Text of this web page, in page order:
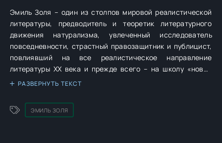
Эмиль Золя – один из столпов мировой реалистической
литературы, предводитель и теоретик литературного
движения натурализма, увлеченный исследователь
повседневности, страстный правозащитник и публицист,
повлиявший на все реалистическое направление
литературы XX века и прежде всего – на школу «новой
журналистики»: Трумена Капоте, Тома Вулфа, Нормана
двадцатитомный цикл «Ругон-Маккары», распахивающий
перед читателем бесконечную панораму человеческих
РАЗВЕРНУТЬ ТЕКСТ
ЭМИЛЬ ЗОЛЯ